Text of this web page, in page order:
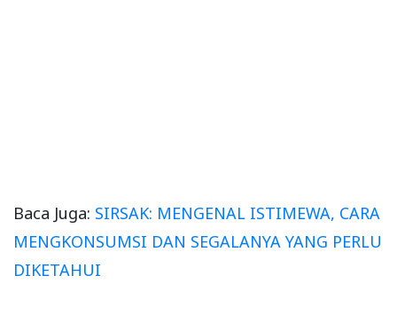
Baca Juga: SIRSAK: MENGENAL ISTIMEWA, CARA
MENGKONSUMSI DAN SEGALANYA YANG PERLU
DIKETAHUI